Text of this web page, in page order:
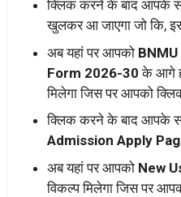
क्लिक करने के बाद आपके
खुलकर आ जाएगा जो कि, इस
अब यहां पर आपको
Form 2026-30 के आगे
मिलेगा जिस पर आपको
क्लिक करने के बाद आपके
Admission Apply
अब यहां पर आपको New
विकल्प मिलेगा जिस पर